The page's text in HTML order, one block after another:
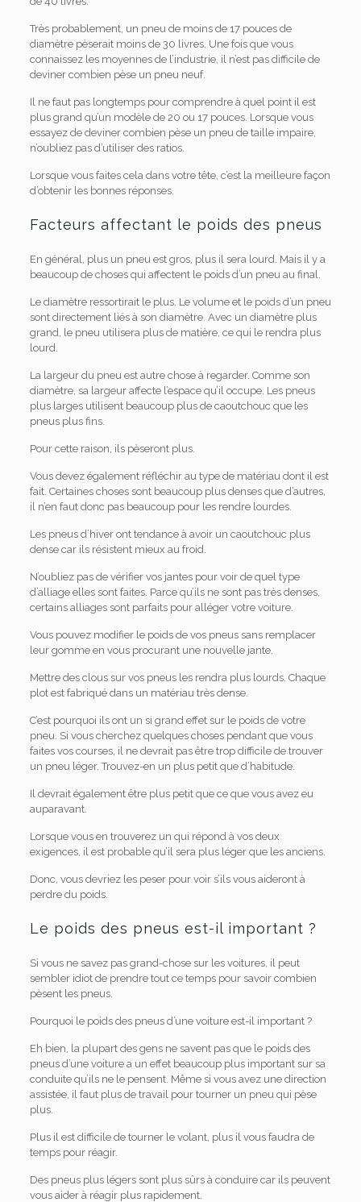
Très probablement, un pneu de moins de 17 pouces de
diamètre pèserait moins de 30 livres. Une fois que vous
connaissez les moyennes de l’industrie, il n’est pas difficile de
deviner combien pèse un pneu neuf.
Il ne faut pas longtemps pour comprendre à quel point il est
plus grand qu’un modèle de 20 ou 17 pouces. Lorsque vous
essayez de deviner combien pèse un pneu de taille impaire,
n’oubliez pas d’utiliser des ratios.
Lorsque vous faites cela dans votre tête, c’est la meilleure façon
d’obtenir les bonnes réponses.
Facteurs affectant le poids des pneus
En général, plus un pneu est gros, plus il sera lourd. Mais il y a
beaucoup de choses qui affectent le poids d’un pneu au final.
Le diamètre ressortirait le plus. Le volume et le poids d’un pneu
sont directement liés à son diamètre. Avec un diamètre plus
grand, le pneu utilisera plus de matière, ce qui le rendra plus
lourd.
La largeur du pneu est autre chose à regarder. Comme son
diamètre, sa largeur affecte l’espace qu’il occupe. Les pneus
plus larges utilisent beaucoup plus de caoutchouc que les
pneus plus fins.
Pour cette raison, ils pèseront plus.
Vous devez également réfléchir au type de matériau dont il est
fait. Certaines choses sont beaucoup plus denses que d’autres,
il n’en faut donc pas beaucoup pour les rendre lourdes.
Les pneus d’hiver ont tendance à avoir un caoutchouc plus
dense car ils résistent mieux au froid.
N’oubliez pas de vérifier vos jantes pour voir de quel type
d’alliage elles sont faites. Parce qu’ils ne sont pas très denses,
certains alliages sont parfaits pour alléger votre voiture.
Vous pouvez modifier le poids de vos pneus sans remplacer
leur gomme en vous procurant une nouvelle jante.
Mettre des clous sur vos pneus les rendra plus lourds. Chaque
plot est fabriqué dans un matériau très dense.
C’est pourquoi ils ont un si grand effet sur le poids de votre
pneu. Si vous cherchez quelques choses pendant que vous
faites vos courses, il ne devrait pas être trop difficile de trouver
un pneu léger. Trouvez-en un plus petit que d’habitude.
Il devrait également être plus petit que ce que vous avez eu
auparavant.
Lorsque vous en trouverez un qui répond à vos deux
exigences, il est probable qu’il sera plus léger que les anciens.
Donc, vous devriez les peser pour voir s’ils vous aideront à
perdre du poids.
Le poids des pneus est-il important ?
Si vous ne savez pas grand-chose sur les voitures, il peut
sembler idiot de prendre tout ce temps pour savoir combien
pèsent les pneus.
Pourquoi le poids des pneus d’une voiture est-il important ?
Eh bien, la plupart des gens ne savent pas que le poids des
pneus d’une voiture a un effet beaucoup plus important sur sa
conduite qu’ils ne le pensent. Même si vous avez une direction
assistée, il faut plus de travail pour tourner un pneu qui pèse
plus.
Plus il est difficile de tourner le volant, plus il vous faudra de
temps pour réagir.
Des pneus plus légers sont plus sûrs à conduire car ils peuvent
vous aider à réagir plus rapidement.